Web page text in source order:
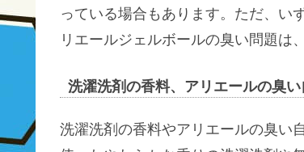
っている場合もあります。ただ、い
リエールジェルボールの臭い問題は
洗濯洗剤の香料、アリエールの臭
洗濯洗剤の香料やアリエールの臭い